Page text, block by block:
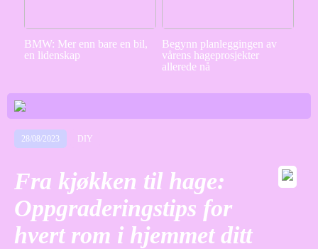
BMW: Mer enn bare en bil,
en lidenskap
Begynn planleggingen av
vårens hageprosjekter
allerede nå
28/08/2023 DIY
Fra kjøkken til hage:
Oppgraderingstips for
hvert rom i hjemmet ditt